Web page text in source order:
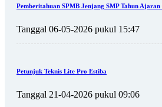
Pemberitahuan SPMB Jenjang SMP Tahun Ajaran
Tanggal 06-05-2026 pukul 15:47
Petunjuk Teknis Lite Pro Estiba
Tanggal 21-04-2026 pukul 09:06